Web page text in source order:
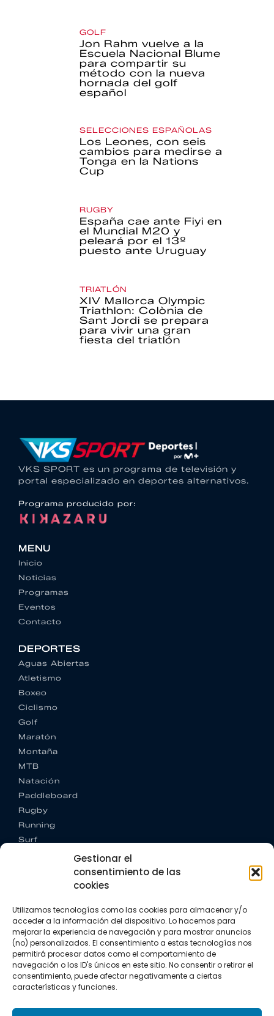
Gestionar el
consentimiento de las
cookies
Utilizamos tecnologías como las cookies para almacenar y/o
acceder a la información del dispositivo. Lo hacemos para
mejorar la experiencia de navegación y para mostrar anuncios
(no) personalizados. El consentimiento a estas tecnologías nos
permitirá procesar datos como el comportamiento de
navegación o los ID's únicos en este sitio. No consentir o retirar el
consentimiento, puede afectar negativamente a ciertas
características y funciones.
GOLF
Jon Rahm vuelve a la
Escuela Nacional Blume
para compartir su
método con la nueva
hornada del golf
español
SELECCIONES ESPAÑOLAS
Los Leones, con seis
cambios para medirse a
Tonga en la Nations
Cup
RUGBY
España cae ante Fiyi en
el Mundial M20 y
peleará por el 13º
puesto ante Uruguay
TRIATLÓN
XIV Mallorca Olympic
Triathlon: Colònia de
Sant Jordi se prepara
para vivir una gran
fiesta del triatlón
VKS SPORT es un programa de televisión y
portal especializado en deportes alternativos.
Programa producido por:
MENU
Inicio
Noticias
Programas
Eventos
Contacto
DEPORTES
Aguas Abiertas
Atletismo
Boxeo
Ciclismo
Golf
Maratón
Montaña
MTB
Natación
Paddleboard
Rugby
Running
Surf
Trail running
+34 922 303 191
+34 662 342 177
info@vkssport.com
SÍGUENOS